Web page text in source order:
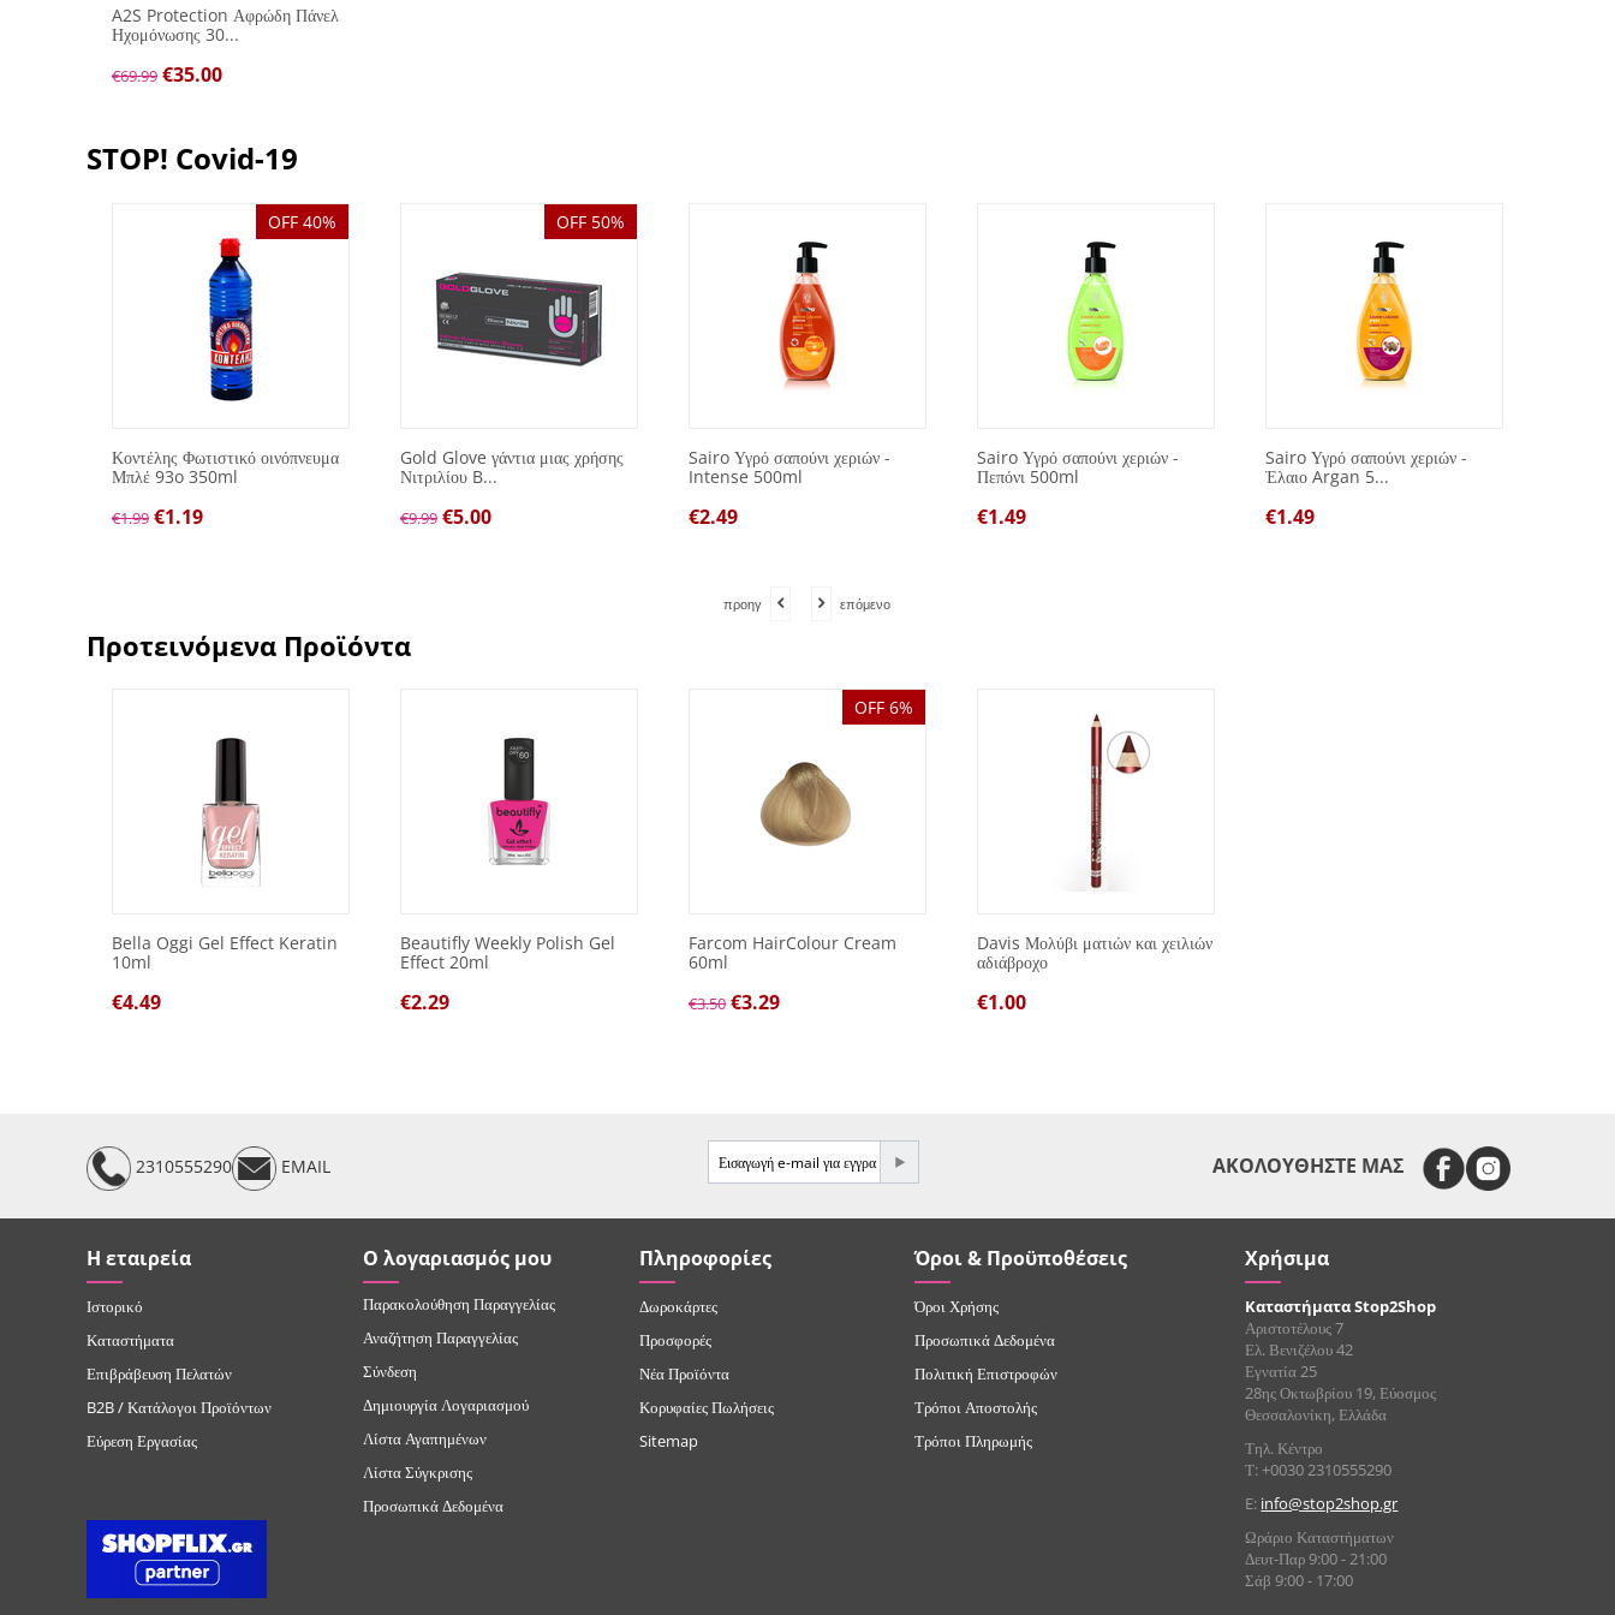
A2S Protection Αφρώδη Πάνελ
Ηχομόνωσης 30...
€69.99 €35.00
STOP! Covid-19
OFF 40%
Κοντέλης Φωτιστικό οινόπνευμα
Μπλέ 93o 350ml
€1.99 €1.19
OFF 50%
Gold Glove γάντια μιας χρήσης
Νιτριλίου B...
€9.99 €5.00
Sairo Υγρό σαπούνι χεριών -
Intense 500ml
€2.49
Sairo Υγρό σαπούνι χεριών -
Πεπόνι 500ml
€1.49
Sairo Υγρό σαπούνι χεριών -
Έλαιο Argan 5...
€1.49
προηγ επόμενο
Προτεινόμενα Προϊόντα
Bella Oggi Gel Effect Keratin
10ml
€4.49
Beautifly Weekly Polish Gel
Effect 20ml
€2.29
OFF 6%
Farcom HairColour Cream
60ml
€3.50 €3.29
Davis Μολύβι ματιών και χειλιών
αδιάβροχο
€1.00
2310555290 EMAIL ΑΚΟΛΟΥΘΗΣΤΕ ΜΑΣ
Η εταιρεία
Ιστορικό
Καταστήματα
Επιβράβευση Πελατών
B2B / Κατάλογοι Προϊόντων
Εύρεση Εργασίας
Ο λογαριασμός μου
Παρακολούθηση Παραγγελίας
Αναζήτηση Παραγγελίας
Σύνδεση
Δημιουργία Λογαριασμού
Λίστα Αγαπημένων
Λίστα Σύγκρισης
Προσωπικά Δεδομένα
Πληροφορίες
Δωροκάρτες
Προσφορές
Νέα Προϊόντα
Κορυφαίες Πωλήσεις
Sitemap
Όροι & Προϋποθέσεις
Όροι Χρήσης
Προσωπικά Δεδομένα
Πολιτική Επιστροφών
Τρόποι Αποστολής
Τρόποι Πληρωμής
Χρήσιμα
Καταστήματα Stop2Shop
Αριστοτέλους 7
Ελ. Βενιζέλου 42
Εγνατία 25
28ης Οκτωβρίου 19, Εύοσμος
Θεσσαλονίκη, Ελλάδα
Τηλ. Κέντρο
Τ: +0030 2310555290
E: info@stop2shop.gr
Ωράριο Καταστήματων
Δευτ-Παρ 9:00 - 21:00
Σάβ 9:00 - 17:00